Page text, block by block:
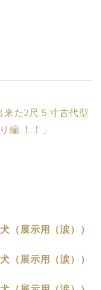
来た2尺５寸古代型
編 ！！」
（展示用（涙））
（展示用（涙））